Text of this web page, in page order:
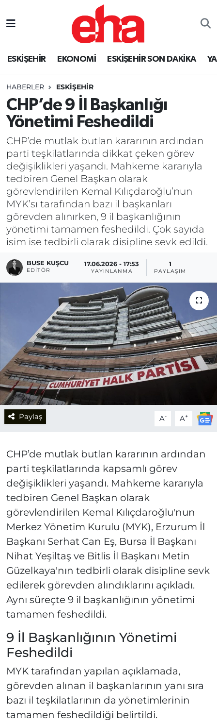
ESKİŞEHİR EKONOMİ ESKİŞEHİR SON DAKİKA
HABERLER ESKİŞEHİR
CHP’de 9 İl Başkanlığı
Yönetimi Feshedildi
CHP’de mutlak butlan kararının ardından
parti teşkilatlarında dikkat çeken görev
değişiklikleri yaşandı. Mahkeme kararıyla
tedbiren Genel Başkan olarak
görevlendirilen Kemal Kılıçdaroğlu’nun
MYK’sı tarafından bazı il başkanları
görevden alınırken, 9 il başkanlığının
yönetimi tamamen feshedildi. Çok sayıda
isim ise tedbirli olarak disipline sevk edildi.
BUSE KUŞCU
EDITÖR
17.06.2026 - 17:53
YAYINLANMA
1
PAYLAŞIM
Paylaş A- A+
CHP’de mutlak butlan kararının ardından
parti teşkilatlarında kapsamlı görev
değişiklikleri yaşandı. Mahkeme kararıyla
tedbiren Genel Başkan olarak
görevlendirilen Kemal Kılıçdaroğlu'nun
Merkez Yönetim Kurulu (MYK), Erzurum İl
Başkanı Serhat Can Eş, Bursa İl Başkanı
Nihat Yeşiltaş ve Bitlis İl Başkanı Metin
Güzelkaya'nın tedbirli olarak disipline sevk
edilerek görevden alındıklarını açıkladı.
Aynı süreçte 9 il başkanlığının yönetimi
tamamen feshedildi.
9 İl Başkanlığının Yönetimi
Feshedildi
MYK tarafından yapılan açıklamada,
görevden alınan il başkanlarının yanı sıra
bazı il teşkilatlarının da yönetimlerinin
tamamen feshedildiği belirtildi.